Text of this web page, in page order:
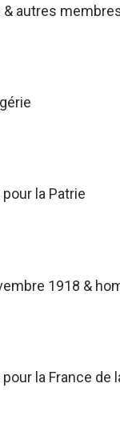
autres
la Patrie
1918 &
la France